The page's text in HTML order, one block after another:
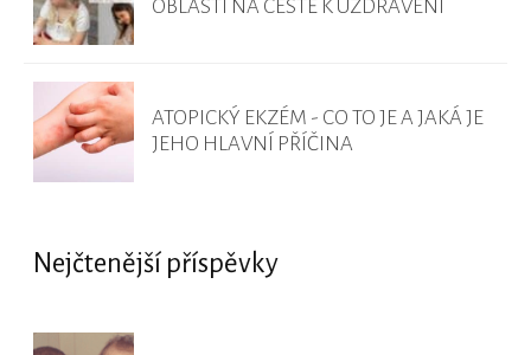
OBLASTÍ NA CESTĚ K UZDRAVENÍ
ATOPICKÝ EKZÉM - CO TO JE A JAKÁ JE
JEHO HLAVNÍ PŘÍČINA
Nejčtenější příspěvky